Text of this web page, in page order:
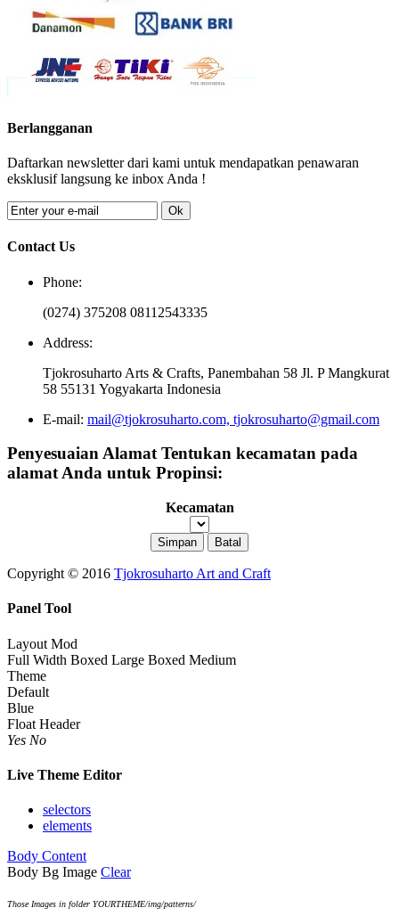
Berlangganan
Daftarkan newsletter dari kami untuk mendapatkan penawaran
eksklusif langsung ke inbox Anda !
Ok
Contact Us
Phone:
(0274) 375208 08112543335
Address:
Tjokrosuharto Arts & Crafts, Panembahan 58 Jl. P Mangkurat
58 55131 Yogyakarta Indonesia
E-mail: mail@tjokrosuharto.com, tjokrosuharto@gmail.com
Penyesuaian AlamatTentukan kecamatan pada
alamat Anda untuk Propinsi:
Kecamatan
Copyright © 2016 Tjokrosuharto Art and Craft
Panel Tool
Layout Mod
Full Width Boxed Large Boxed Medium
Theme
Default
Blue
Float Header
Yes No
Live Theme Editor
selectors
elements
Body Content
Body Bg Image Clear
Those Images in folder YOURTHEME/img/patterns/